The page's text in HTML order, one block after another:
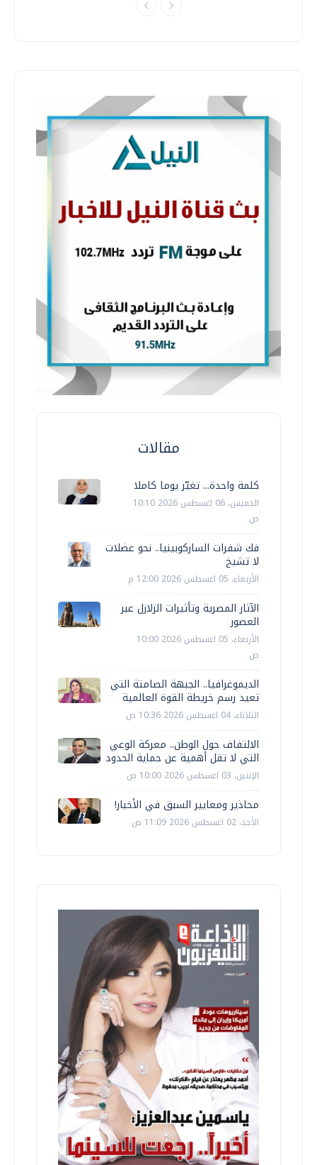
مقالات
كلمة واحدة... تغيّر يوما كاملا
الخميس، 06 اغسطس 2026 10:10
ص
فك شفرات الساركوبينيا.. نحو عضلات
لا تشيخ
الأربعاء، 05 اغسطس 2026 12:00 م
الآثار المصرية وتأثيرات الزلازل عبر
العصور
الأربعاء، 05 اغسطس 2026 10:00
ص
الديموغرافيا.. الجبهة الصامتة التي
تعيد رسم خريطة القوة العالمية
الثلاثاء، 04 اغسطس 2026 10:36 ص
الالتفاف حول الوطن.. معركة الوعي
التي لا تقل أهمية عن حماية الحدود
الإثنين، 03 اغسطس 2026 10:00 ص
محاذير ومعايير السبق في الأخبار!
الأحد، 02 اغسطس 2026 11:09 ص